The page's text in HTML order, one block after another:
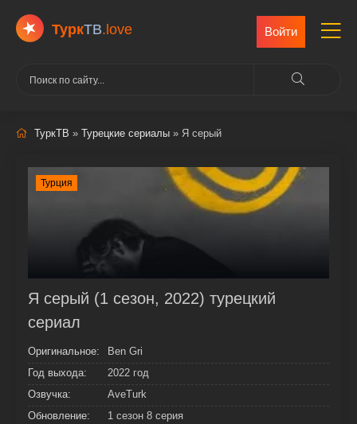
ТуркТВ.love Войти
ТуркТВ » Турецкие сериалы » Я серый
Турция
Я серый (1 сезон, 2022) турецкий
сериал
Оригинальное:
Ben Gri
Год выхода:
2022 год
Озвучка:
AveTurk
Обновление:
1 сезон 8 серия